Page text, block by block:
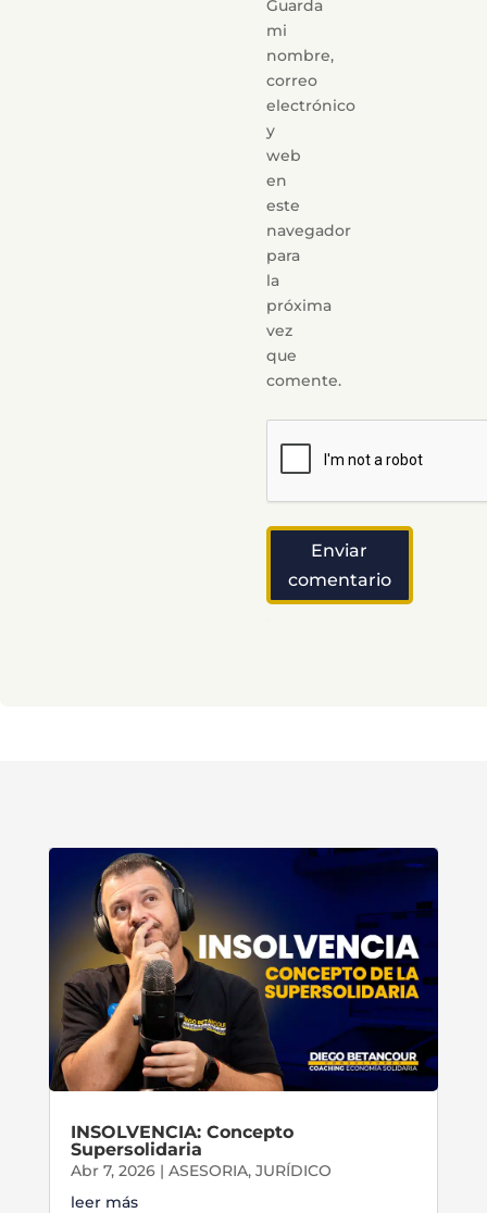
Guarda
mi
nombre,
correo
electrónico
y
web
en
este
navegador
para
la
próxima
vez
que
comente.
Enviar
comentario
INSOLVENCIA: Concepto
Supersolidaria
Abr 7, 2026| ASESORIA, JURÍDICO
leer más